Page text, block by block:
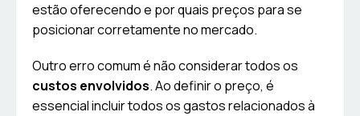
estão oferecendo e por quais preços para se
posicionar corretamente no mercado.
Outro erro comum é não considerar todos os
custos envolvidos. Ao definir o preço, é
essencial incluir todos os gastos relacionados à